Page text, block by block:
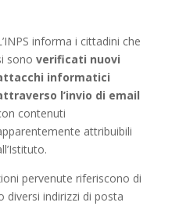
informa i cittadini che
sono verificati nuovi
informatici
l’invio di email
contenuti
attribuibili
pervenute riferiscono di
diversi indirizzi di posta